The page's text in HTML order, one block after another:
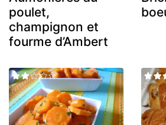
poulet,
champignon et
fourme d’Ambert